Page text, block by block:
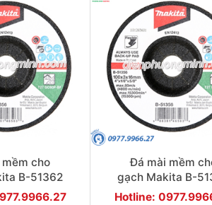
cho
B-51362
Đá mài mềm
gạch Makita B-
(100mm)
Hotline: